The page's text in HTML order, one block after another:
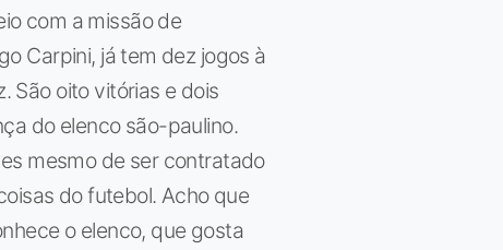
com a missão de
Carpini, já tem dez jogos à
São oito vitórias e dois
do elenco são-paulino.
mesmo de ser contratado
do futebol. Acho que
o elenco, que gosta